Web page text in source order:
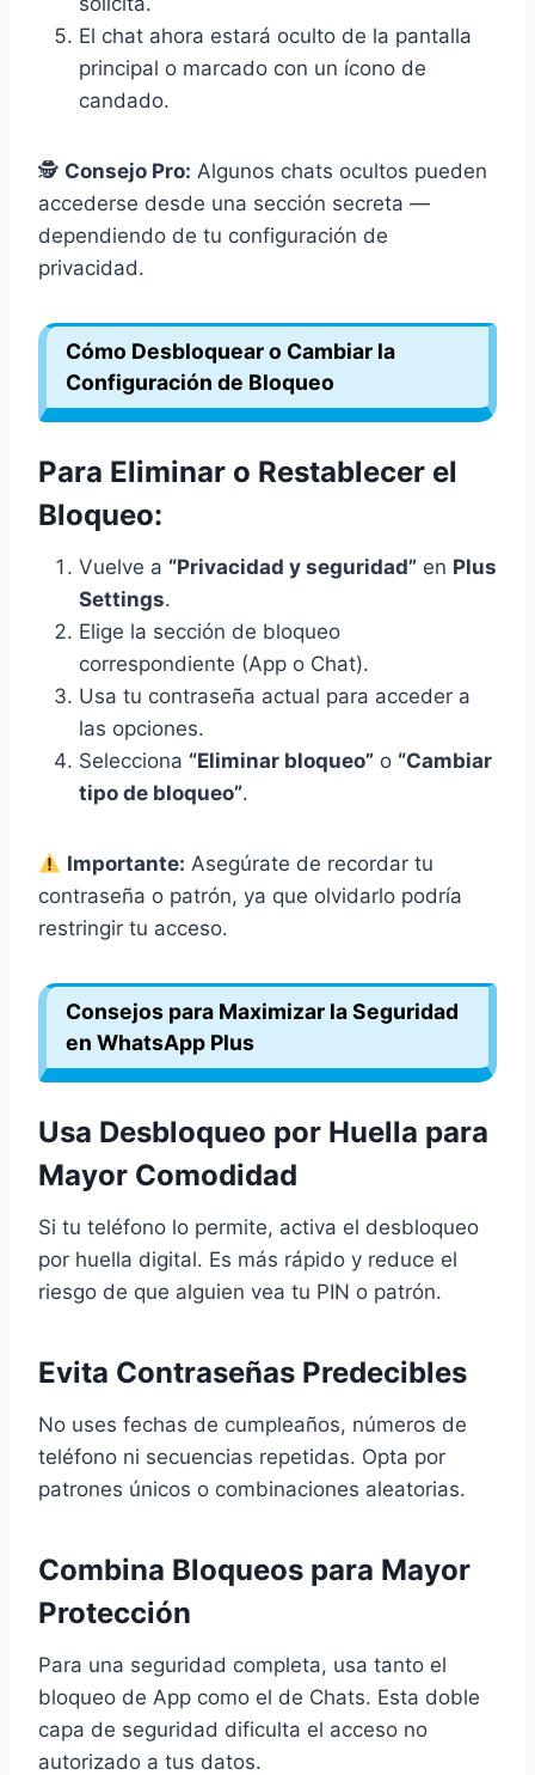
El chat ahora estará oculto de la pantalla
principal o marcado con un ícono de
candado.
🕵️ Consejo Pro: Algunos chats ocultos pueden
accederse desde una sección secreta —
dependiendo de tu configuración de
privacidad.
Cómo Desbloquear o Cambiar la
Configuración de Bloqueo
Para Eliminar o Restablecer el
Bloqueo:
Vuelve a “Privacidad y seguridad” en Plus
Settings.
Elige la sección de bloqueo
correspondiente (App o Chat).
Usa tu contraseña actual para acceder a
las opciones.
Selecciona “Eliminar bloqueo” o “Cambiar
tipo de bloqueo”.
Importante: Asegúrate de recordar tu
contraseña o patrón, ya que olvidarlo podría
restringir tu acceso.
Consejos para Maximizar la Seguridad
en WhatsApp Plus
Usa Desbloqueo por Huella para
Mayor Comodidad
Si tu teléfono lo permite, activa el desbloqueo
por huella digital. Es más rápido y reduce el
riesgo de que alguien vea tu PIN o patrón.
Evita Contraseñas Predecibles
No uses fechas de cumpleaños, números de
teléfono ni secuencias repetidas. Opta por
patrones únicos o combinaciones aleatorias.
Combina Bloqueos para Mayor
Protección
Para una seguridad completa, usa tanto el
bloqueo de App como el de Chats. Esta doble
capa de seguridad dificulta el acceso no
autorizado a tus datos.